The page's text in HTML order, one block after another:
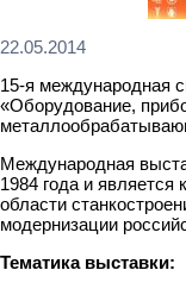
22.05.2014
15-я международная
«Оборудование,
Международная
1984 года и
области
модернизации
Тематика выставки: